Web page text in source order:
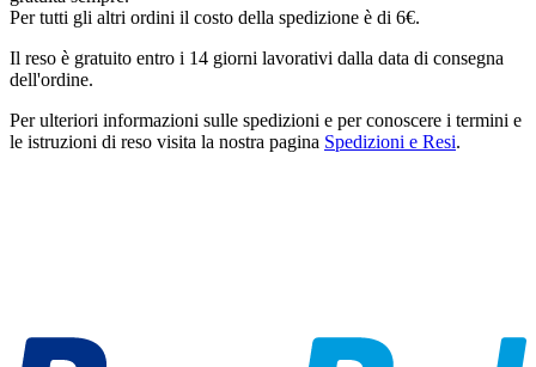
Per tutti gli altri ordini il costo della spedizione è di 6€.
Il reso è gratuito entro i 14 giorni lavorativi dalla data di consegna
dell'ordine.
Per ulteriori informazioni sulle spedizioni e per conoscere i termini e
le istruzioni di reso visita la nostra pagina Spedizioni e Resi.